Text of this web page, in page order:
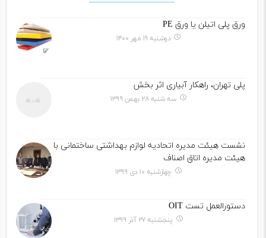
ورق پلی اتیلن یا ورق PE
دوشنبه ۱۹ مهر ۱۴۰۰
پلی تهران، راهکار آبیاری اثر بخش
سه شنبه ۲۸ بهمن ۱۳۹۹
نشست هیئت مدیره اتحادیه لوازم بهداشتی ساختمانی با
هیئت مدیره اتاق اصناف
چهارشنبه ۱۰ دی ۱۳۹۹
دستورالعمل تست OIT
پنجشنبه ۲۷ آذر ۱۳۹۹